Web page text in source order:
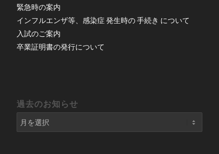
緊急時の案内
インフルエンザ等、感染症 発生時の 手続き について
入試のご案内
卒業証明書の発行について
過去のお知らせ